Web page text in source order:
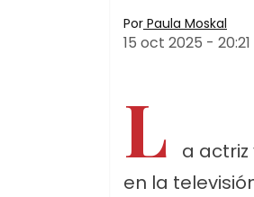
Por Paula Moskal
15 oct 2025 - 20:21
L
a
en la